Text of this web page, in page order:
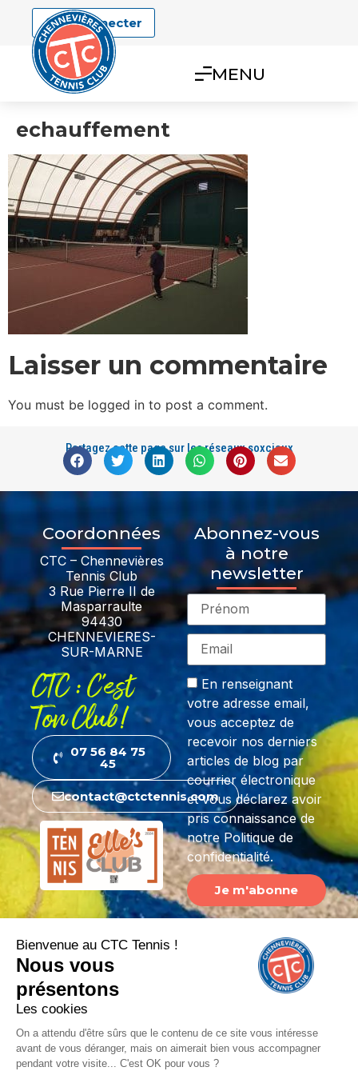
Se connecter
MENU
echauffement
Laisser un commentaire
You must be logged in to post a comment.
Partagez cette page sur les réseaux soxciaux
Coordonnées
CTC – Chennevières
Tennis Club
3 Rue Pierre II de
Masparraulte
94430
CHENNEVIERES-
SUR-MARNE
CTC : C'est
Ton Club!
07 56 84 75
45
contact@ctctennis.com
Abonnez-vous
à notre
newsletter
En renseignant
votre adresse email,
vous acceptez de
recevoir nos derniers
articles de blog par
courrier électronique
et vous déclarez avoir
pris connaissance de
notre Politique de
confidentialité.
Je m'abonne
© Copyright CTC - Chennevières Tennis Club